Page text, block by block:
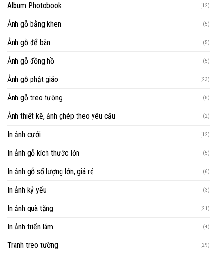
Album Photobook (12)
Ảnh gỗ bằng khen (5)
Ảnh gỗ để bàn (5)
Ảnh gỗ đồng hồ (5)
Ảnh gỗ phật giáo (23)
Ảnh gỗ treo tường (8)
Ảnh thiết kế, ảnh ghép theo yêu cầu (2)
In ảnh cưới (12)
In ảnh gỗ kích thước lớn (5)
In ảnh gỗ số lượng lớn, giá rẻ (6)
In ảnh kỷ yếu (3)
In ảnh quà tặng (21)
In ảnh triển lãm (4)
Tranh treo tường (29)